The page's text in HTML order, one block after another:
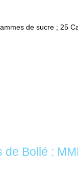
de sucre ; 25
Bollé :